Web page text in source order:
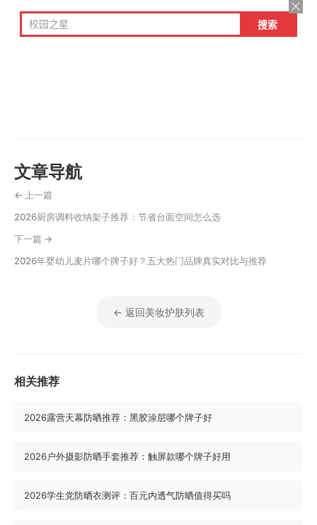
文章导航
← 上一篇
2026厨房调料收纳架子推荐：节省台面空间怎么选
下一篇 →
2026年婴幼儿麦片哪个牌子好？五大热门品牌真实对比与推荐
← 返回美妆护肤列表
相关推荐
2026露营天幕防晒推荐：黑胶涂层哪个牌子好
2026户外摄影防晒手套推荐：触屏款哪个牌子好用
2026学生党防晒衣测评：百元内透气防晒值得买吗